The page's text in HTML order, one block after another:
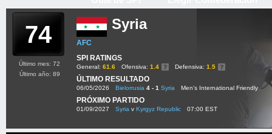
74 Syria
AFC
SPI RATINGS
General: 61.6 Ofensiva: 1.4 Defensiva: 1.5
ÚLTIMO RESULTADO
06/05/2026 Bielorrusia 4 - 1 Syria Men's International Friendly
PRÓXIMO PARTIDO
01/09/2027 Syria v Kyrgyz Republic 07:00 EST
Último mes: 72
Último año: 89